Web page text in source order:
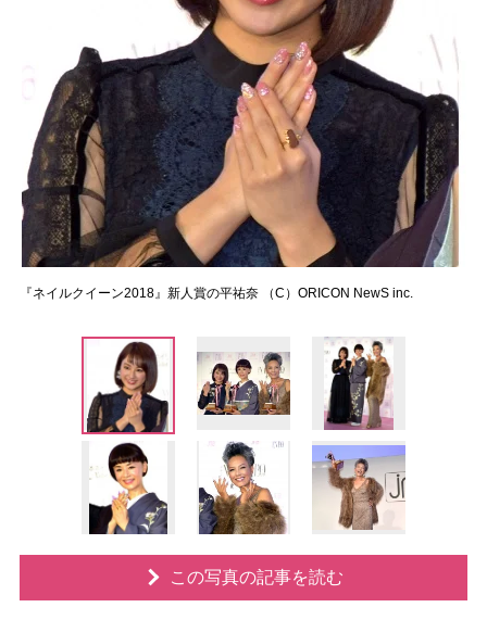
『ネイルクイーン2018』新人賞の平祐奈 （C）ORICON NewS inc.
この写真の記事を読む